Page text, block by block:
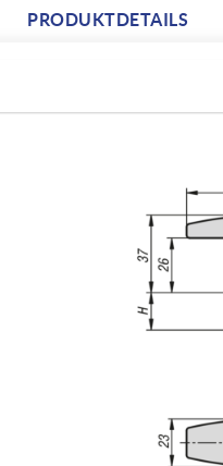
PRODUKTDETAILS